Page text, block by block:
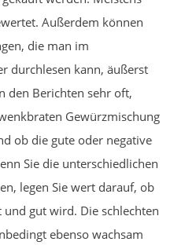
Außerdem können
die man im
durchlesen kann, äußerst
den Berichten sehr oft,
Gewürzmischung
ob die gute oder negative
Sie die unterschiedlichen
legen Sie wert darauf, ob
und gut wird. Die schlechten
ebenso wachsam